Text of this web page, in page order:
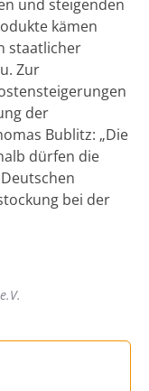
und steigenden
kämen
staatlicher
Zur
der
Bublitz: „Die
dürfen die
bei der